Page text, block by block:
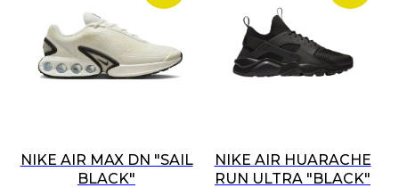
NIKE AIR MAX DN "SAIL
BLACK"
NIKE AIR HUARACHE
RUN ULTRA "BLACK"